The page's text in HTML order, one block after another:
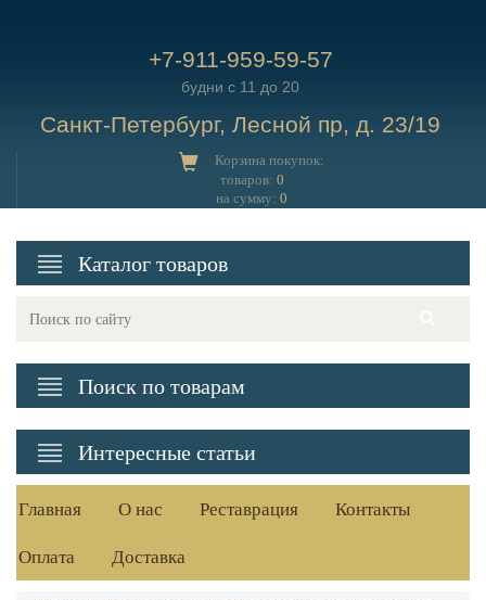
+7-911-959-59-57
будни с 11 до 20
Санкт-Петербург, Лесной пр, д. 23/19
Корзина покупок:
товаров: 0
на сумму:0
Каталог товаров
Поиск по товарам
Интересные статьи
Главная О нас Реставрация
Контакты
Оплата
Доставка